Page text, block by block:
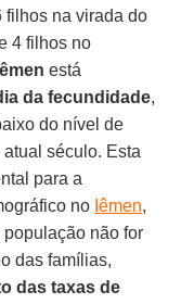
filhos na virada do
4 filhos no
Iêmen está
da fecundidade,
do nível de
século. Esta
para a
no Iêmen,
não for
das famílias,
das taxas de